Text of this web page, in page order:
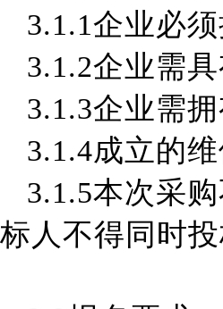
3.1.1企业必
3.1.2企业需
3.1.3企业需
3.1.4成立的
3.1.5本次采
标人不得同时